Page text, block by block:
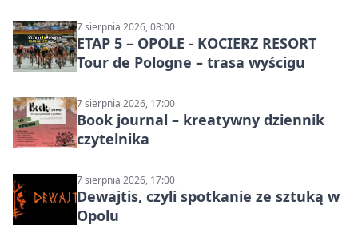
7 sierpnia 2026, 08:00
ETAP 5 – OPOLE - KOCIERZ RESORT
Tour de Pologne – trasa wyścigu
7 sierpnia 2026, 17:00
Book journal – kreatywny dziennik
czytelnika
7 sierpnia 2026, 17:00
Dewajtis, czyli spotkanie ze sztuką w
Opolu